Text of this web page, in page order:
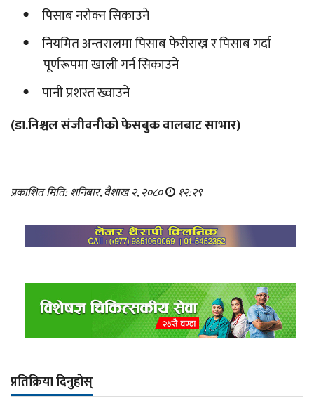
पिसाब नरोक्न सिकाउने
नियमित अन्तरालमा पिसाब फेरीराख्न र पिसाब गर्दा
पूर्णरूपमा खाली गर्न सिकाउने
पानी प्रशस्त ख्वाउने
(डा.निश्चल संजीवनीको फेसबुक वालबाट साभार)
प्रकाशित मिति: शनिबार, वैशाख २, २०८० १२:२९
प्रतिक्रिया दिनुहोस्